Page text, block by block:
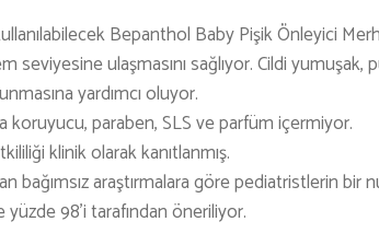
Bepanthol Baby Pişik Önleyici
seviyesine ulaşmasını sağlıyor. Cildi
yardımcı oluyor.
koruyucu, paraben, SLS ve parfüm içermiyor.
klinik olarak kanıtlanmış.
bağımsız araştırmalara göre pediatristlerin bir
98’i tarafından öneriliyor.